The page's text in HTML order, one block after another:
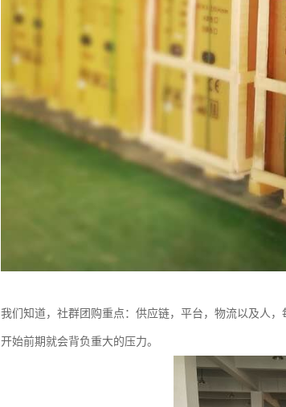
我们知道，社群团购重点：供应链，平台，物流以及人
开始前期就会背负重大的压力。